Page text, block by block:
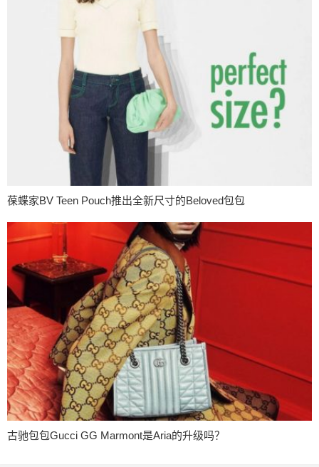
葆蝶家BV Teen Pouch推出全新尺寸的Beloved包包
古驰包包Gucci GG Marmont是Aria的升级吗？